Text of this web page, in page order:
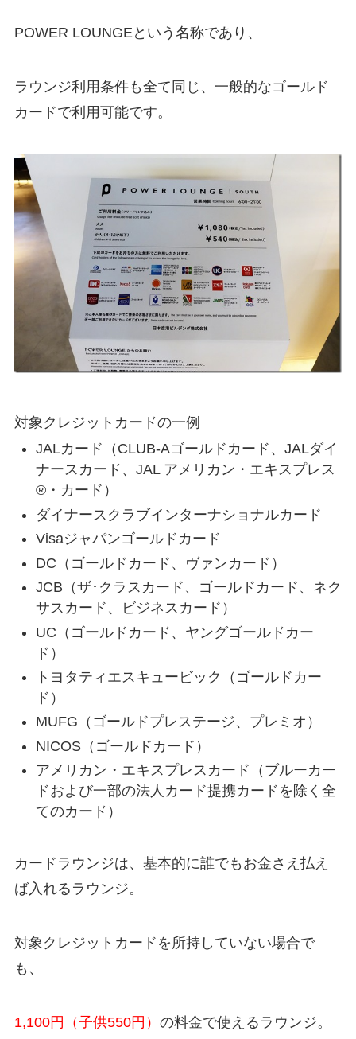
POWER LOUNGEという名称であり、
ラウンジ利用条件も全て同じ、一般的なゴールド
カードで利用可能です。
対象クレジットカードの一例
JALカード（CLUB-Aゴールドカード、JALダイ
ナースカード、JAL アメリカン・エキスプレス
®・カード）
ダイナースクラブインターナショナルカード
Visaジャパンゴールドカード
DC（ゴールドカード、ヴァンカード）
JCB（ザ･クラスカード、ゴールドカード、ネク
サスカード、ビジネスカード）
UC（ゴールドカード、ヤングゴールドカー
ド）
トヨタティエスキュービック（ゴールドカー
ド）
MUFG（ゴールドプレステージ、プレミオ）
NICOS（ゴールドカード）
アメリカン・エキスプレスカード（ブルーカー
ドおよび一部の法人カード提携カードを除く全
てのカード）
カードラウンジは、基本的に誰でもお金さえ払え
ば入れるラウンジ。
対象クレジットカードを所持していない場合で
も、
1,100円（子供550円） の料金で使えるラウンジ。